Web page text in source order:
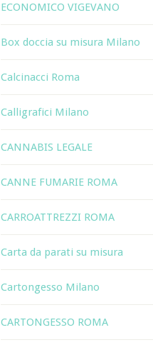
ECONOMICO VIGEVANO
Box doccia su misura Milano
Calcinacci Roma
Calligrafici Milano
CANNABIS LEGALE
CANNE FUMARIE ROMA
CARROATTREZZI ROMA
Carta da parati su misura
Cartongesso Milano
CARTONGESSO ROMA